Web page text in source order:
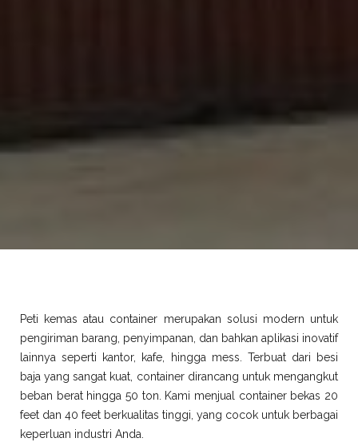
Peti kemas atau container merupakan solusi modern untuk
pengiriman barang, penyimpanan, dan bahkan aplikasi inovatif
lainnya seperti kantor, kafe, hingga mess. Terbuat dari besi
baja yang sangat kuat, container dirancang untuk mengangkut
beban berat hingga 50 ton. Kami menjual container bekas 20
feet dan 40 feet berkualitas tinggi, yang cocok untuk berbagai
keperluan industri Anda.